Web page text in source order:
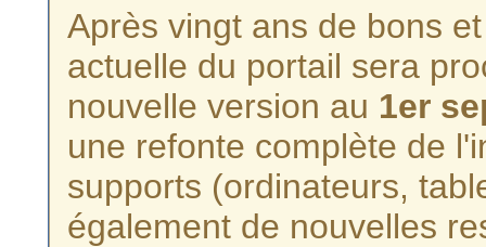
Après vingt ans de bons
actuelle du portail sera
nouvelle version au 1er
une refonte complète de
supports (ordinateurs,
également de nouvelles